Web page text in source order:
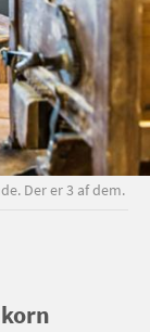
Der er 3 af dem.